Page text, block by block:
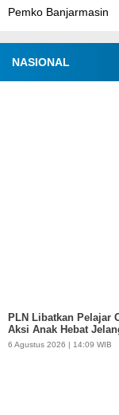
Pemko Banjarmasin
NASIONAL
PLN Libatkan Pelajar
Aksi Anak Hebat
6 Agustus 2026 | 14:09 WIB